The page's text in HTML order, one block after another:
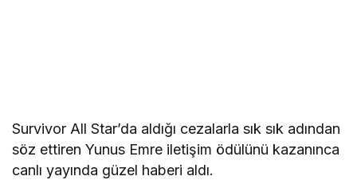
Survivor All Star’da aldığı cezalarla sık sık adından
söz ettiren Yunus Emre iletişim ödülünü kazanınca
canlı yayında güzel haberi aldı.